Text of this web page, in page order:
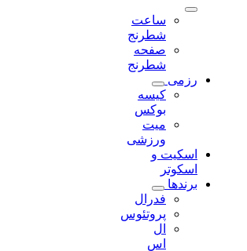
ساعت
شطرنج
صفحه
شطرنج
رزمی
کیسه
بوکس
میت
ورزشی
اسکیت و
اسکوتر
برندها
فدرال
پروتئوس